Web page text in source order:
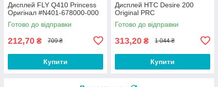
Дисплей FLY Q410 Princess
Оригінал #N401-678000-000
Готово до відправки
212,70 ₴ 709 ₴
Купити
Дисплей HTC Desire 200
Original PRC
Готово до відправки
313,20 ₴ 1 044 ₴
Купити